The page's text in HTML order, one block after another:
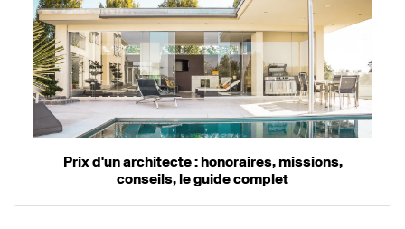
Prix d'un architecte : honoraires, missions,
conseils, le guide complet